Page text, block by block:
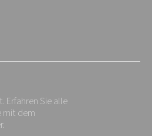
Erfahren Sie alle
mit dem